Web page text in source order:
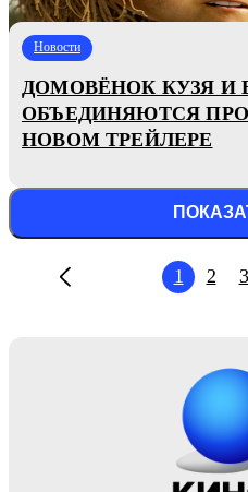
Новости
ДОМОВЁНОК КУЗЯ И
ОБЪЕДИНЯЮТСЯ
НОВОМ ТРЕЙЛЕРЕ
1 2 3